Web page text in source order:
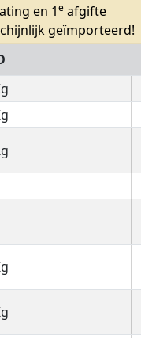
en 1e afgifte
geïmporteerd!